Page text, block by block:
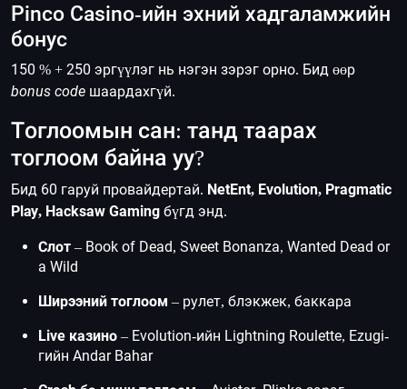
Pinco Casino-ийн эхний хадгаламжийн
бонус
150 % + 250 эргүүлэг нь нэгэн зэрэг орно. Бид өөр
bonus code шаардахгүй.
Тоглоомын сан: танд таарах
тоглоом байна уу?
Бид 60 гаруй провайдертай. NetEnt, Evolution, Pragmatic
Play, Hacksaw Gaming бүгд энд.
Слот – Book of Dead, Sweet Bonanza, Wanted Dead or
a Wild
Ширээний тоглоом – рулет, блэкжек, баккара
Live казино – Evolution-ийн Lightning Roulette, Ezugi-
гийн Andar Bahar